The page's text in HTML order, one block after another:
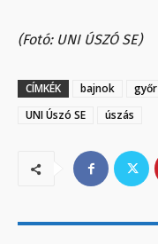
(Fotó: UNI ÚSZÓ SE)
CÍMKÉK bajnok győr
UNI Úszó SE
úszás